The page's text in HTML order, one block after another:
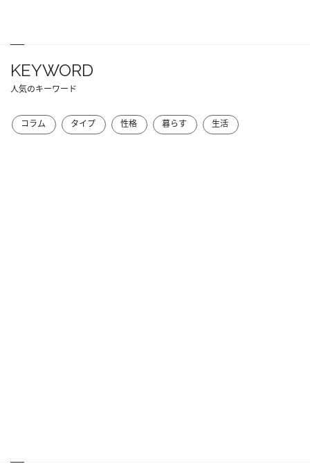
KEYWORD
人気のキーワード
コラム タイプ 性格 暮らす 生活